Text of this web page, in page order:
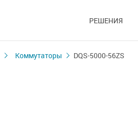
РЕШЕНИЯ
Коммутаторы DQS-5000-56ZS